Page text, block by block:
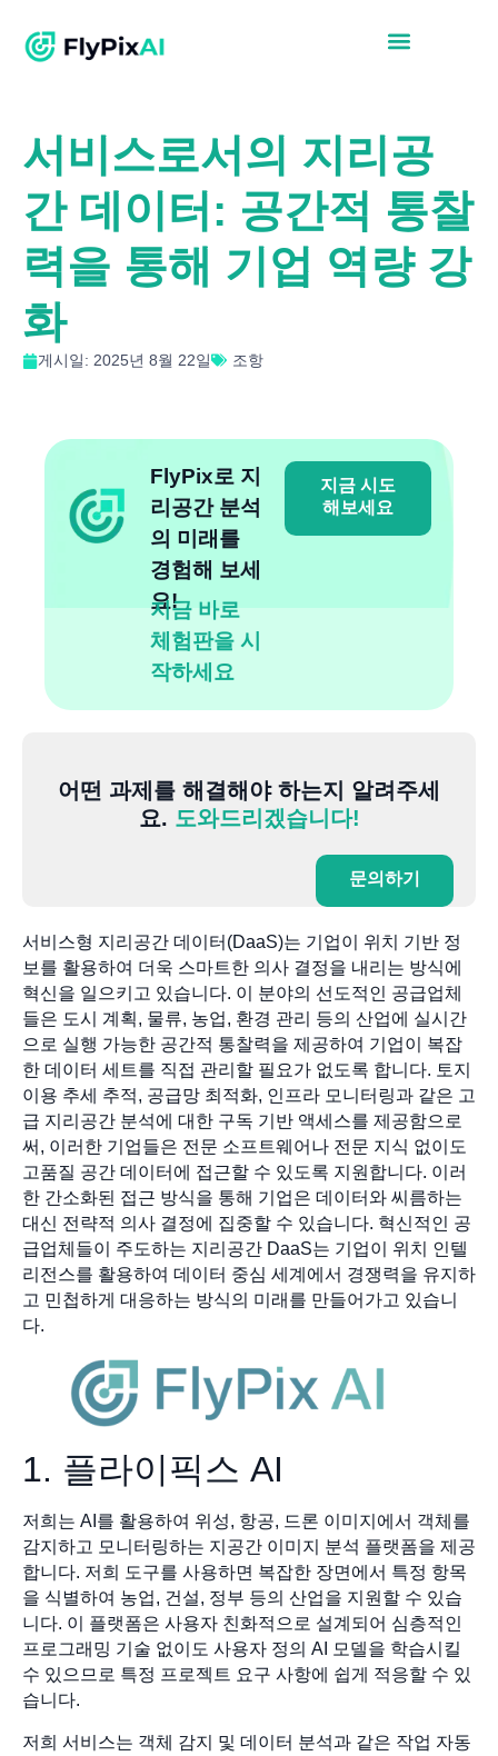
서비스로서의 지리공
간 데이터: 공간적 통찰
력을 통해 기업 역량 강
화
게시일: 2025년 8월 22일 조항
FlyPix로 지
리공간 분석
의 미래를
경험해 보세
요!
지금 바로
체험판을 시
작하세요
지금 시도
해보세요
어떤 과제를 해결해야 하는지 알려주세
요. 도와드리겠습니다!
문의하기
서비스형 지리공간 데이터(DaaS)는 기업이 위치 기반 정
보를 활용하여 더욱 스마트한 의사 결정을 내리는 방식에
혁신을 일으키고 있습니다. 이 분야의 선도적인 공급업체
들은 도시 계획, 물류, 농업, 환경 관리 등의 산업에 실시간
으로 실행 가능한 공간적 통찰력을 제공하여 기업이 복잡
한 데이터 세트를 직접 관리할 필요가 없도록 합니다. 토지
이용 추세 추적, 공급망 최적화, 인프라 모니터링과 같은 고
급 지리공간 분석에 대한 구독 기반 액세스를 제공함으로
써, 이러한 기업들은 전문 소프트웨어나 전문 지식 없이도
고품질 공간 데이터에 접근할 수 있도록 지원합니다. 이러
한 간소화된 접근 방식을 통해 기업은 데이터와 씨름하는
대신 전략적 의사 결정에 집중할 수 있습니다. 혁신적인 공
급업체들이 주도하는 지리공간 DaaS는 기업이 위치 인텔
리전스를 활용하여 데이터 중심 세계에서 경쟁력을 유지하
고 민첩하게 대응하는 방식의 미래를 만들어가고 있습니
다.
1. 플라이픽스 AI
저희는 AI를 활용하여 위성, 항공, 드론 이미지에서 객체를
감지하고 모니터링하는 지공간 이미지 분석 플랫폼을 제공
합니다. 저희 도구를 사용하면 복잡한 장면에서 특정 항목
을 식별하여 농업, 건설, 정부 등의 산업을 지원할 수 있습
니다. 이 플랫폼은 사용자 친화적으로 설계되어 심층적인
프로그래밍 기술 없이도 사용자 정의 AI 모델을 학습시킬
수 있으므로 특정 프로젝트 요구 사항에 쉽게 적응할 수 있
습니다.
저희 서비스는 객체 감지 및 데이터 분석과 같은 작업 자동